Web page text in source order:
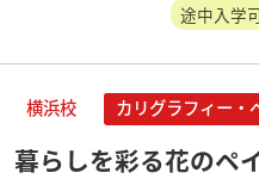
途中入学
横浜校 カリグラフィー・
暮らしを彩る花のペ